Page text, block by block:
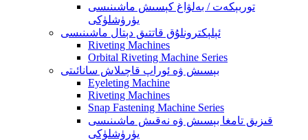
توربېكەت / بەلۋاغ كېسىش ماشىنىسى
يۈرۈشلۈكى
ئېلېكترونلۇق قاتتىق دېتال ماشىنىسى
Riveting Machines
Orbital Riveting Machine Series
بېسىش ۋە ئوراپ قاچىلاش سانائىتى
Eyeleting Machine
Riveting Machines
Snap Fastening Machine Series
قىزىق تامغا بېسىش ۋە نەقىش ماشىنىسى
يۈرۈشلۈكى